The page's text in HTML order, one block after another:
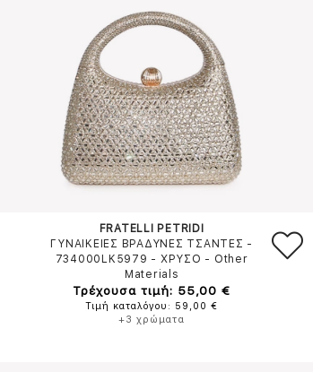
FRATELLI PETRIDI
ΓΥΝΑΙΚΕΙΕΣ ΒΡΑΔΥΝΕΣ ΤΣΑΝΤΕΣ -
734000LK5979 - ΧΡΥΣΟ - Other
Materials
Τρέχουσα τιμή: 55,00 €
Τιμή καταλόγου: 59,00 €
+3 χρώματα